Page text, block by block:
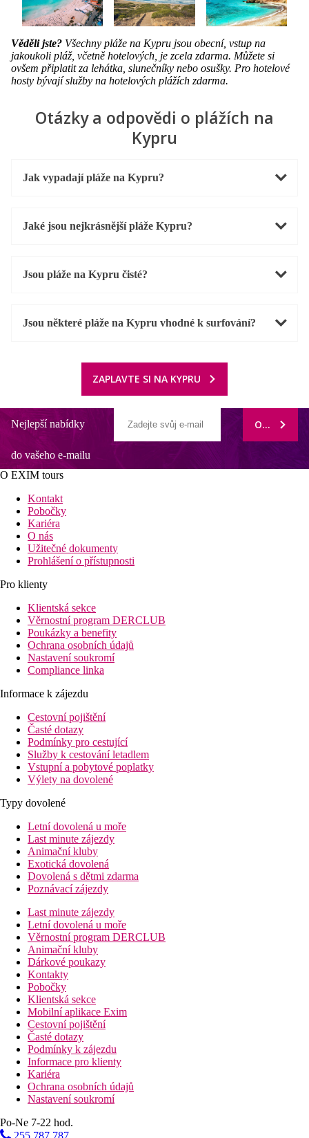
Věděli jste? Všechny pláže na Kypru jsou obecní, vstup na
jakoukoli pláž, včetně hotelových, je zcela zdarma. Můžete si
ovšem připlatit za lehátka, slunečníky nebo osušky. Pro hotelové
hosty bývají služby na hotelových plážích zdarma.
Otázky a odpovědi o plážích na
Kypru
Jak vypadají pláže na Kypru?
Jaké jsou nejkrásnější pláže Kypru?
Jsou pláže na Kypru čisté?
Jsou některé pláže na Kypru vhodné k surfování?
ZAPLAVTE SI NA KYPRU
Nejlepší nabídky
do vašeho e-mailu
ODEBÍRAT
O EXIM tours
Kontakt
Pobočky
Kariéra
O nás
Užitečné dokumenty
Prohlášení o přístupnosti
Pro klienty
Klientská sekce
Věrnostní program DERCLUB
Poukázky a benefity
Ochrana osobních údajů
Nastavení soukromí
Compliance linka
Informace k zájezdu
Cestovní pojištění
Časté dotazy
Podmínky pro cestující
Služby k cestování letadlem
Vstupní a pobytové poplatky
Výlety na dovolené
Typy dovolené
Letní dovolená u moře
Last minute zájezdy
Animační kluby
Exotická dovolená
Dovolená s dětmi zdarma
Poznávací zájezdy
Last minute zájezdy
Letní dovolená u moře
Věrnostní program DERCLUB
Animační kluby
Dárkové poukazy
Kontakty
Pobočky
Klientská sekce
Mobilní aplikace Exim
Cestovní pojištění
Časté dotazy
Podmínky k zájezdu
Informace pro klienty
Kariéra
Ochrana osobních údajů
Nastavení soukromí
Po-Ne 7-22 hod.